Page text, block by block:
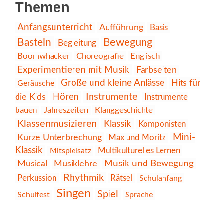
Themen
Anfangsunterricht Aufführung Basis
Basteln Begleitung Bewegung
Boomwhacker Choreografie Englisch
Experimentieren mit Musik Farbseiten
Geräusche Große und kleine Anlässe
Hits für
die Kids
Hören Instrumente
Instrumente
bauen
Jahreszeiten Klanggeschichte
Klassenmusizieren Klassik Komponisten
Kurze Unterbrechung Max und Moritz
Mini-
Klassik
Mitspielsatz
Multikulturelles Lernen
Musical
Musiklehre Musik und Bewegung
Perkussion Rhythmik Rätsel Schulanfang
Schulfest Singen Spiel Sprache